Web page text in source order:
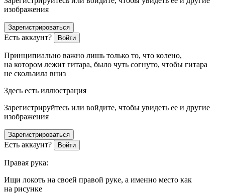
изображения
Зарегистрироваться
Есть аккаунт? Войти
Принципиально важно лишь только то, что колено,
на котором лежит гитара, было чуть согнуто, чтобы гитара
не скользила вниз
Здесь есть иллюстрация
Зарегистрируйтесь или войдите, чтобы увидеть ее и другие
изображения
Зарегистрироваться
Есть аккаунт? Войти
Правая рука:
Ищи локоть на своей правой руке, а именно место как
на рисунке